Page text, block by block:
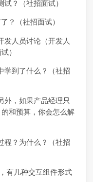
？（社招面试）
？（社招面试）
发人员讨论（开发人
）
学到了什么？（社招
外，如果产品经理只
和预算，你会怎么解
程？为什么？（社招
有几种交互组件形式